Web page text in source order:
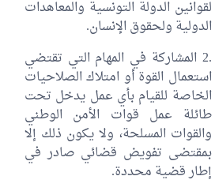
لقوانين الدولة التونسية والمعاهدات
الدولية ولحقوق الإنسان.
.2 المشاركة في المهام التي تقتضي
استعمال القوة أو امتلاك الصلاحيات
الخاصة للقيام بأي عمل يدخل تحت
طائلة عمل قوات الأمن الوطني
والقوات المسلحة، ولا يكون ذلك إلا
بمقتضى تفويض قضائي صادر في
إطار قضية محددة.